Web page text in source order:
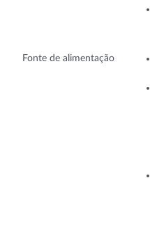
Fonte de alimentação